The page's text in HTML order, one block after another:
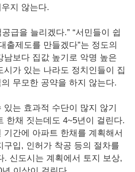
지 않는다.
급을 늘리겠다.” “서민들이 쉽
출제도를 만들겠다”는 정도의
남보다 집값 높기로 악명 높은
시가 있는 나라도 정치인들이 집
무모한 공약을 하지 않는다.
있는 효과적 수단이 많지 않기
한채 짓는데도 4~5년이 걸린다.
간에 아파트 한채를 계획해서
구입, 인허가 착공 등의 절차를
. 신도시는 계획에서 토지 보상,